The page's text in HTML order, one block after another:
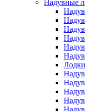
Надувные